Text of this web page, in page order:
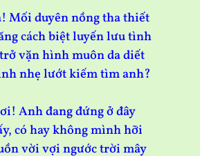
Mối duyên nồng tha thiết
cách biệt luyến lưu tình
vặn hình muôn da diết
nhẹ lướt kiếm tìm anh?
Anh đang đứng ở đây
có hay không mình hỡi
vời vợi ngước trời mây